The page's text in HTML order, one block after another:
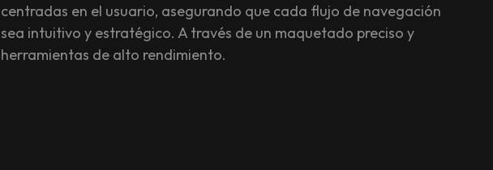
centradas en el usuario, asegurando que cada flujo de navegación
sea intuitivo y estratégico. A través de un maquetado preciso y
herramientas de alto rendimiento.